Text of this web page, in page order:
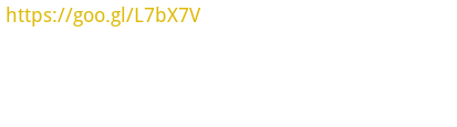
https://goo.gl/L7bX7V